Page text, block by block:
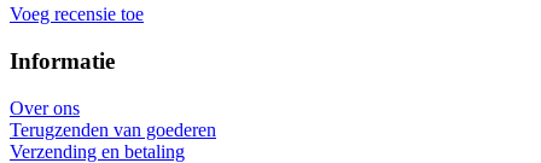
Voeg recensie toe
Informatie
Over ons
Terugzenden van goederen
Verzending en betaling